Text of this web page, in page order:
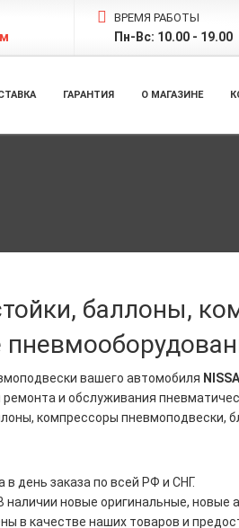
ВРЕМЯ РАБОТЫ
Пн-Вс: 10.00 - 19.00
ГАРАНТИЯ О МАГАЗИНЕ
баллоны,
вашего автомобиля
и обслуживания
компрессоры пневмоподвески,
в день заказа по всей РФ и СНГ.
наличии новые оригинальные, новые
в качестве наших товаров и